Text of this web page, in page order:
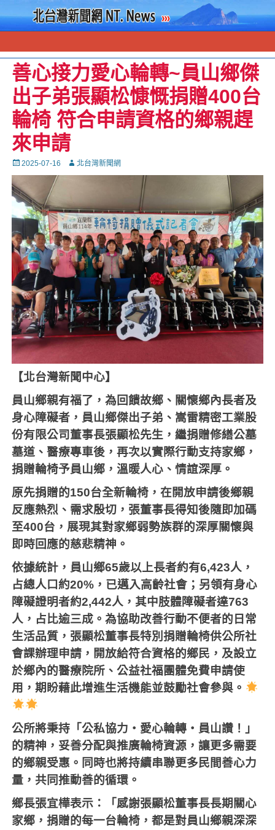
善心接力愛心輪轉~員山鄉傑
出子弟張顯松慷慨捐贈400台
輪椅 符合申請資格的鄉親趕
來申請
Posted
on
2025-07-16 Autor北台灣新聞網
【北台灣新聞中心】
員山鄉親有福了，為回饋故鄉、關懷鄉內長者及
身心障礙者，員山鄉傑出子弟、嵩雷精密工業股
份有限公司董事長張顯松先生，繼捐贈修繕公墓
墓道、醫療專車後，再次以實際行動支持家鄉，
捐贈輪椅予員山鄉，溫暖人心、情誼深厚。
原先捐贈的150台全新輪椅，在開放申請後鄉親
反應熱烈、需求殷切，張董事長得知後隨即加碼
至400台，展現其對家鄉弱勢族群的深厚關懷與
即時回應的慈悲精神。
依據統計，員山鄉65歲以上長者約有6,423人，
占總人口約20% ，已邁入高齡社會；另領有身心
障礙證明者約2,442人，其中肢體障礙者達763
人，占比逾三成。為協助改善行動不便者的日常
生活品質，張顯松董事長特別捐贈輪椅供公所社
會課辦理申請，開放給符合資格的鄉民，及設立
於鄉內的醫療院所、公益社福團體免費申請使
用，期盼藉此增進生活機能並鼓勵社會參與。
公所將秉持「公私協力‧愛心輪轉‧員山讚！」
的精神，妥善分配與推廣輪椅資源，讓更多需要
的鄉親受惠。同時也將持續串聯更多民間善心力
量，共同推動善的循環。
鄉長張宜樺表示：「感謝張顯松董事長長期關心
家鄉，捐贈的每一台輪椅，都是對員山鄉親深深